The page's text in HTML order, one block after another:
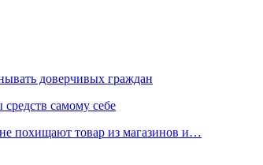
доверчивых граждан
самому себе
похищают товар из магазинов и…